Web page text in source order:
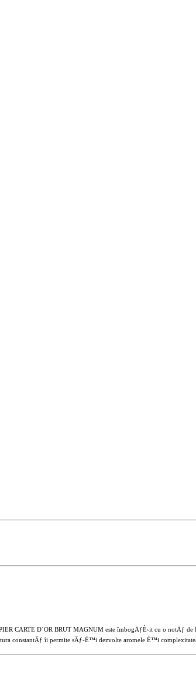
CARTE D`OR BRUT MAGNUM este îmbogÄƒÈ›it cu o notÄƒ
constantÄƒ îi permite sÄƒ-È™i dezvolte aromele È™i